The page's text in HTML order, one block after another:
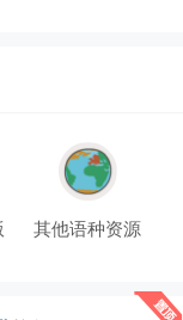
其他语种资源